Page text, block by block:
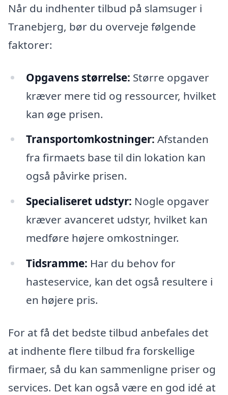
Når du indhenter tilbud på slamsuger i
Tranebjerg, bør du overveje følgende
faktorer:
Opgavens størrelse: Større opgaver
kræver mere tid og ressourcer, hvilket
kan øge prisen.
Transportomkostninger: Afstanden
fra firmaets base til din lokation kan
også påvirke prisen.
Specialiseret udstyr: Nogle opgaver
kræver avanceret udstyr, hvilket kan
medføre højere omkostninger.
Tidsramme: Har du behov for
hasteservice, kan det også resultere i
en højere pris.
For at få det bedste tilbud anbefales det
at indhente flere tilbud fra forskellige
firmaer, så du kan sammenligne priser og
services. Det kan også være en god idé at